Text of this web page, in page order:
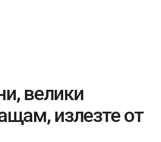
велики
излезте от